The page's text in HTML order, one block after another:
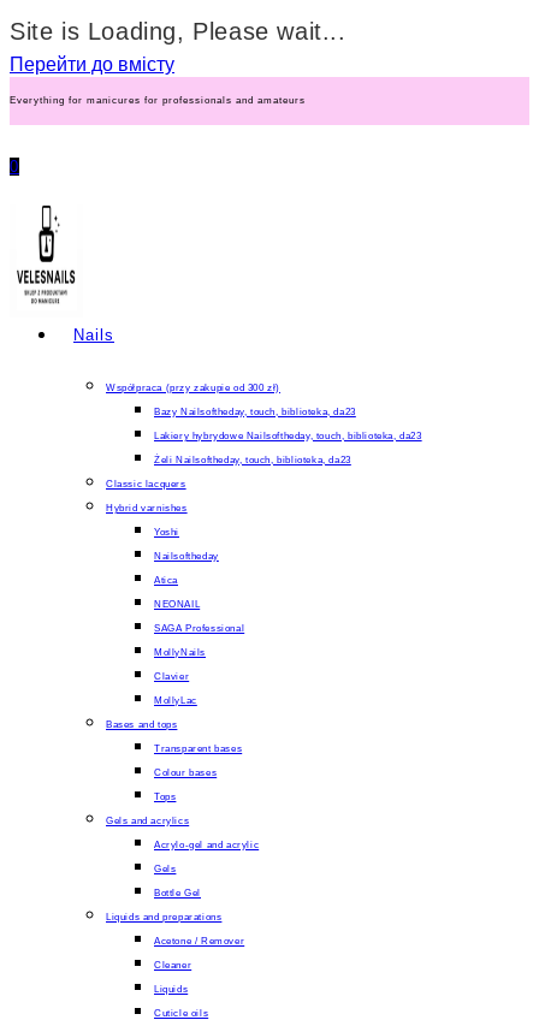
Site is Loading, Please wait...
Перейти до вмісту
Everything for manicures for professionals and amateurs
0
Nails
Współpraca (przy zakupie od 300 zł)
Bazy Nailsoftheday, touch, biblioteka, da23
Lakiery hybrydowe Nailsoftheday, touch, biblioteka, da23
Żeli Nailsoftheday, touch, biblioteka, da23
Classic lacquers
Hybrid varnishes
Yoshi
Nailsoftheday
Atica
NEONAIL
SAGA Professional
MollyNails
Clavier
MollyLac
Bases and tops
Transparent bases
Colour bases
Tops
Gels and acrylics
Acrylo-gel and acrylic
Gels
Bottle Gel
Liquids and preparations
Acetone / Remover
Cleaner
Liquids
Cuticle oils